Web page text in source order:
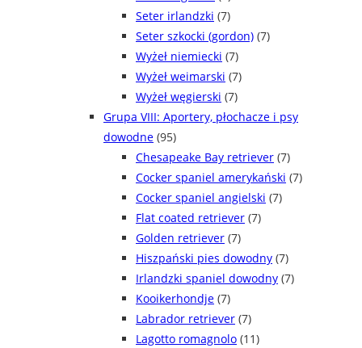
Seter irlandzki (7)
Seter szkocki (gordon) (7)
Wyżeł niemiecki (7)
Wyżeł weimarski (7)
Wyżeł węgierski (7)
Grupa VIII: Aportery, płochacze i psy
dowodne (95)
Chesapeake Bay retriever (7)
Cocker spaniel amerykański (7)
Cocker spaniel angielski (7)
Flat coated retriever (7)
Golden retriever (7)
Hiszpański pies dowodny (7)
Irlandzki spaniel dowodny (7)
Kooikerhondje (7)
Labrador retriever (7)
Lagotto romagnolo (11)